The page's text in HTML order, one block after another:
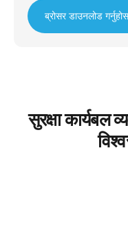
ब्रोसर डाउनलोड गर्नुहोस्
सुरक्षा कार्यबल